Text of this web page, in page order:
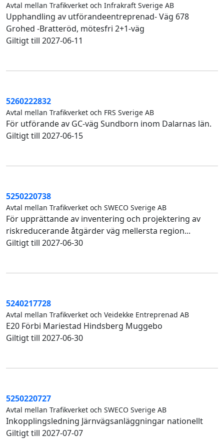
Avtal mellan Trafikverket och Infrakraft Sverige AB
Upphandling av utförandeentreprenad- Väg 678
Grohed -Bratteröd, mötesfri 2+1-väg
Giltigt till 2027-06-11
5260222832
Avtal mellan Trafikverket och FRS Sverige AB
För utförande av GC-väg Sundborn inom Dalarnas län.
Giltigt till 2027-06-15
5250220738
Avtal mellan Trafikverket och SWECO Sverige AB
För upprättande av inventering och projektering av
riskreducerande åtgärder väg mellersta region...
Giltigt till 2027-06-30
5240217728
Avtal mellan Trafikverket och Veidekke Entreprenad AB
E20 Förbi Mariestad Hindsberg Muggebo
Giltigt till 2027-06-30
5250220727
Avtal mellan Trafikverket och SWECO Sverige AB
Inkopplingsledning Järnvägsanläggningar nationellt
Giltigt till 2027-07-07